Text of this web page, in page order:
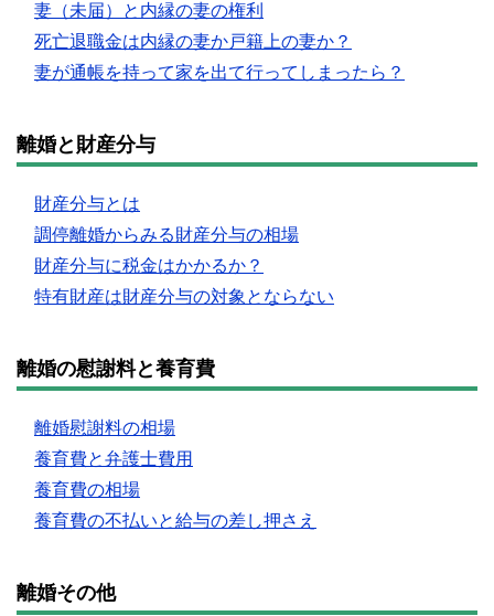
妻（未届）と内縁の妻の権利
死亡退職金は内縁の妻か戸籍上の妻か？
妻が通帳を持って家を出て行ってしまったら？
離婚と財産分与
財産分与とは
調停離婚からみる財産分与の相場
財産分与に税金はかかるか？
特有財産は財産分与の対象とならない
離婚の慰謝料と養育費
離婚慰謝料の相場
養育費と弁護士費用
養育費の相場
養育費の不払いと給与の差し押さえ
離婚その他